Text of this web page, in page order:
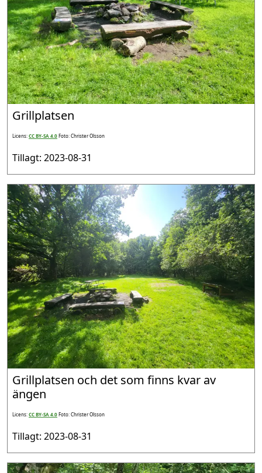
Grillplatsen
Licens:CC BY-SA 4.0Foto: Christer Olsson
Tillagt: 2023-08-31
Grillplatsen och det som finns kvar av
ängen
Licens:CC BY-SA 4.0 Foto: Christer Olsson
Tillagt: 2023-08-31